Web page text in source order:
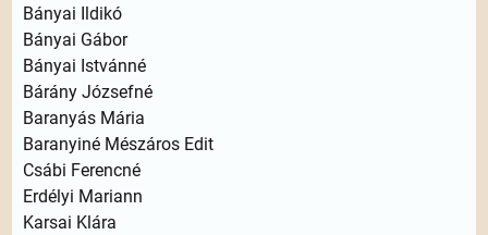
Bányai Ildikó
Bányai Gábor
Bányai Istvánné
Bárány Józsefné
Baranyás Mária
Baranyiné Mészáros Edit
Csábi Ferencné
Erdélyi Mariann
Karsai Klára